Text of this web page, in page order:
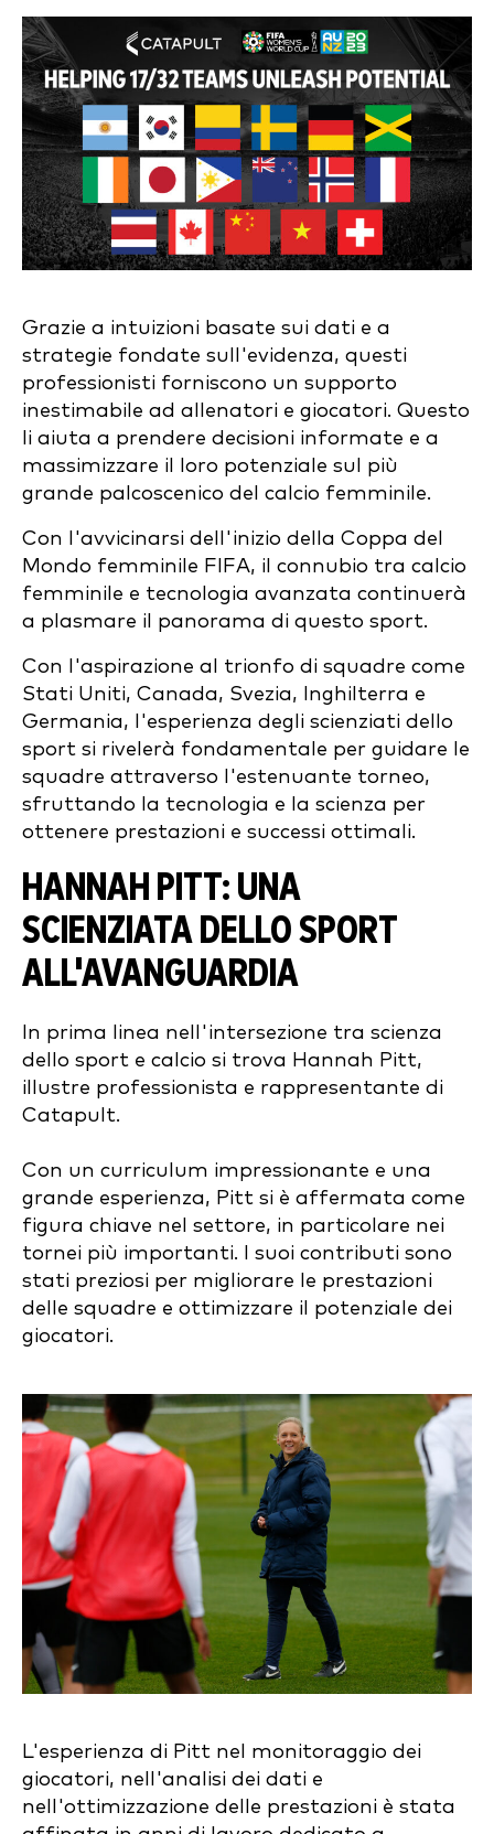
Grazie a intuizioni basate sui dati e a
strategie fondate sull'evidenza, questi
professionisti forniscono un supporto
inestimabile ad allenatori e giocatori. Questo
li aiuta a prendere decisioni informate e a
massimizzare il loro potenziale sul più
grande palcoscenico del calcio femminile.
Con l'avvicinarsi dell'inizio della Coppa del
Mondo femminile FIFA, il connubio tra calcio
femminile e tecnologia avanzata continuerà
a plasmare il panorama di questo sport.
Con l'aspirazione al trionfo di squadre come
Stati Uniti, Canada, Svezia, Inghilterra e
Germania, l'esperienza degli scienziati dello
sport si rivelerà fondamentale per guidare le
squadre attraverso l'estenuante torneo,
sfruttando la tecnologia e la scienza per
ottenere prestazioni e successi ottimali.
HANNAH PITT: UNA
SCIENZIATA DELLO SPORT
ALL'AVANGUARDIA
In prima linea nell'intersezione tra scienza
dello sport e calcio si trova Hannah Pitt,
illustre professionista e rappresentante di
Catapult.
Con un curriculum impressionante e una
grande esperienza, Pitt si è affermata come
figura chiave nel settore, in particolare nei
tornei più importanti. I suoi contributi sono
stati preziosi per migliorare le prestazioni
delle squadre e ottimizzare il potenziale dei
giocatori.
L'esperienza di Pitt nel monitoraggio dei
giocatori, nell'analisi dei dati e
nell'ottimizzazione delle prestazioni è stata